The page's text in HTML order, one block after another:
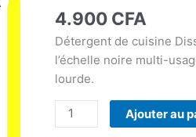
4.900 CFA
Détergent de cuisine
l’échelle noire multi-
lourde.
Pot
Cleaner
-
Détergent
Cuisine
Ajouter au